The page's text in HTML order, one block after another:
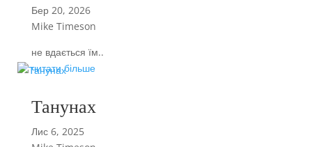
Бер 20, 2026
Mike Timeson
не вдається їм..
читати більше
Танунах
Лис 6, 2025